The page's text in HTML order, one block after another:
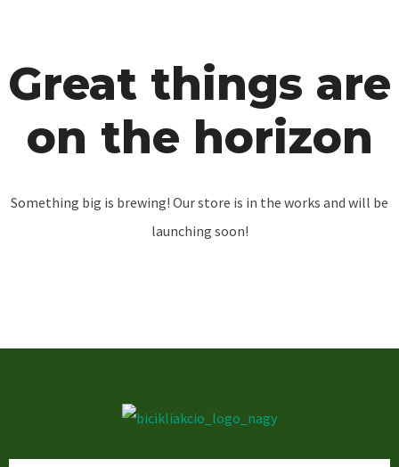
Great things are
on the horizon
Something big is brewing! Our store is in the works and will be
launching soon!